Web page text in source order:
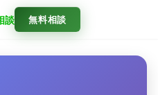
談 無料相談